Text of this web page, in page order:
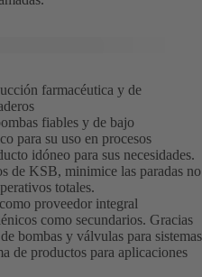
farmacéutica y de
fiables y de bajo
para su uso en procesos
idóneo para sus necesidades.
de KSB, minimice las paradas no
totales.
proveedor integral
como secundarios. Gracias
bombas y válvulas para sistemas
de productos para aplicaciones